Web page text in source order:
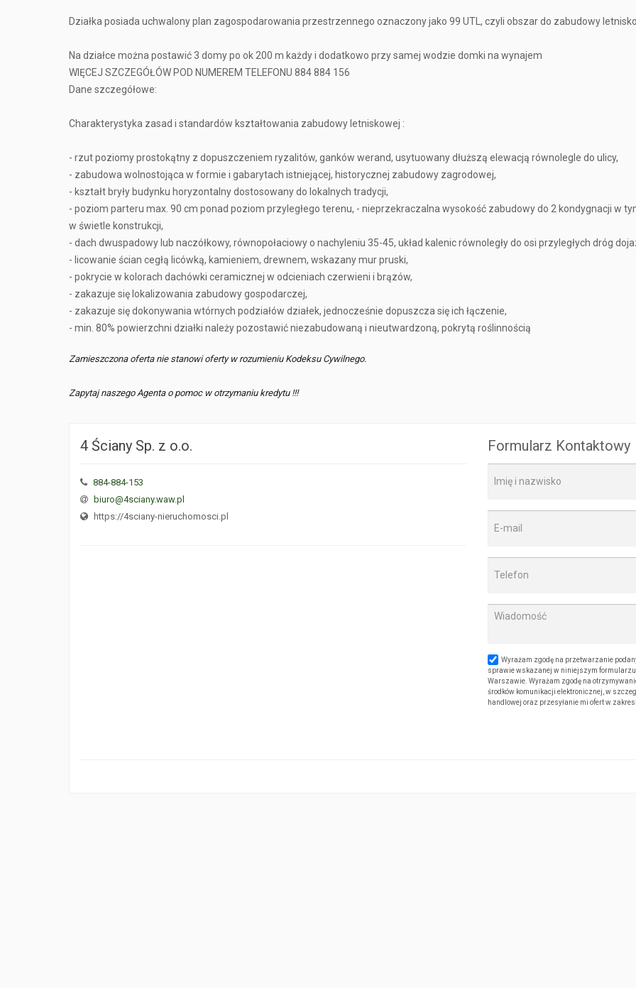
Działka posiada uchwalony plan zagospodarowania przestrzennego oznaczony jako 99 UTL, czyli obszar do zabudowy
Na działce można postawić 3 domy po ok 200 m każdy i dodatkowo przy samej wodzie domki na wynajem
WIĘCEJ SZCZEGÓŁÓW POD NUMEREM TELEFONU 884 884 156
Dane szczegółowe:
Charakterystyka zasad i standardów kształtowania zabudowy letniskowej :
- rzut poziomy prostokątny z dopuszczeniem ryzalitów, ganków werand, usytuowany dłuższą elewacją równolegle do ulicy,
- zabudowa wolnostojąca w formie i gabarytach istniejącej, historycznej zabudowy zagrodowej,
- kształt bryły budynku horyzontalny dostosowany do lokalnych tradycji,
- poziom parteru max. 90 cm ponad poziom przyległego terenu, - nieprzekraczalna wysokość zabudowy do 2 kondygnacji w
w świetle konstrukcji,
- dach dwuspadowy lub naczółkowy, równopołaciowy o nachyleniu 35-45, układ kalenic równoległy do osi przyległych dróg
- licowanie ścian cegłą licówką, kamieniem, drewnem, wskazany mur pruski,
- pokrycie w kolorach dachówki ceramicznej w odcieniach czerwieni i brązów,
- zakazuje się lokalizowania zabudowy gospodarczej,
- zakazuje się dokonywania wtórnych podziałów działek, jednocześnie dopuszcza się ich łączenie,
- min. 80% powierzchni działki należy pozostawić niezabudowaną i nieutwardzoną, pokrytą roślinnością
Zamieszczona oferta nie stanowi oferty w rozumieniu Kodeksu Cywilnego.
Zapytaj naszego Agenta o pomoc w otrzymaniu kredytu !!!
4 Ściany Sp. z o.o.
884-884-153
biuro@4sciany.waw.pl
https://4sciany-nieruchomosci.pl
Formularz Kontaktowy
Wyrażam zgodę na przetwarzanie
sprawie wskazanej w niniejszym
Warszawie. Wyrażam zgodę na
środków komunikacji elektronicznej, w
handlowej oraz przesyłanie mi ofert w